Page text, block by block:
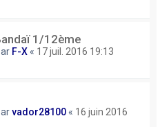
1/12ème
F-X « 17 juil. 2016 19:13
vador28100 « 16 juin 2016